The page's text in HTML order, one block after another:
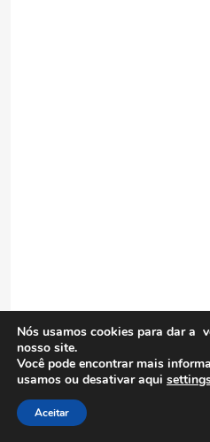
Nós usamos cookies para dar a
nosso site.
Você pode encontrar mais
usamos ou desativar aqui
Aceitar